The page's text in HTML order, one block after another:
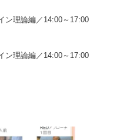
ン理論編／14:00～17:00
ン理論編／14:00～17:00